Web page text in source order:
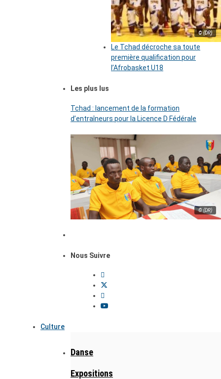
© (DR)
Le Tchad décroche sa toute
première qualification pour
l’Afrobasket U18
Les plus lus
Tchad : lancement de la formation
d’entraîneurs pour la Licence D Fédérale
© (DR)
Nous Suivre
Culture
Danse
Expositions